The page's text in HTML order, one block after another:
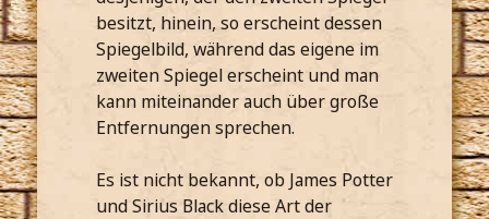
besitzt, hinein, so erscheint dessen
Spiegelbild, während das eigene im
zweiten Spiegel erscheint und man
kann miteinander auch über große
Entfernungen sprechen.
Es ist nicht bekannt, ob James Potter
und Sirius Black diese Art der